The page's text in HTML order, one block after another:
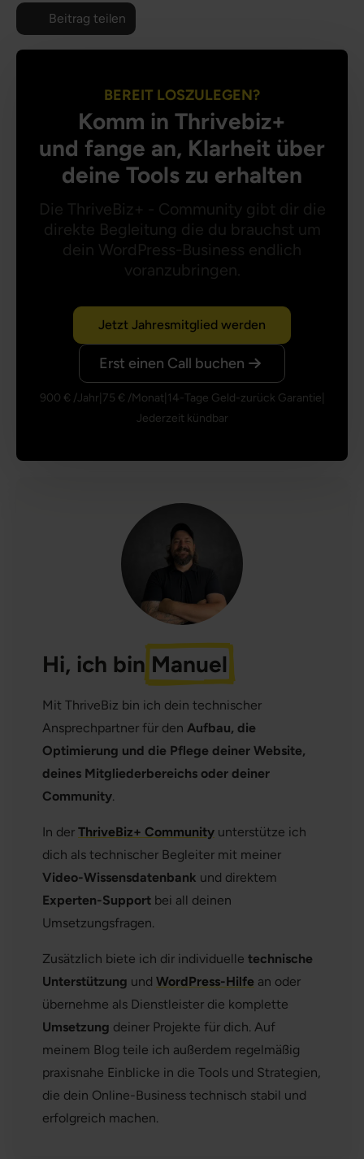
Beitrag teilen
BEREIT LOSZULEGEN?
Komm in Thrivebiz+
und fange an, Klarheit über
deine Tools zu erhalten
Die ThriveBiz+ - Community gibt dir die
direkte Begleitung die du brauchst um
dein WordPress-Business endlich
voranzubringen.
Jetzt Jahresmitglied werden
Erst einen Call buchen
900 € /Jahr 75 € /Monat| 14-Tage Geld-zurück Garantie
Jederzeit kündbar
Hi, ich bin Manuel
Mit ThriveBiz bin ich dein technischer
Ansprechpartner für den Aufbau, die
Optimierung und die Pflege deiner Website,
deines Mitgliederbereichs oder deiner
Community.
In der ThriveBiz+ Community unterstütze ich
dich als technischer Begleiter mit meiner
Video-Wissensdatenbank und direktem
Experten-Support bei all deinen
Umsetzungsfragen.
Zusätzlich biete ich dir individuelle technische
Unterstützung und WordPress-Hilfe an oder
übernehme als Dienstleister die komplette
Umsetzung deiner Projekte für dich. Auf
meinem Blog teile ich außerdem regelmäßig
praxisnahe Einblicke in die Tools und Strategien,
die dein Online-Business technisch stabil und
erfolgreich machen.